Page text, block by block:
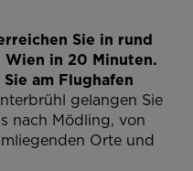
Sie in rund
in 20 Minuten.
am Flughafen
gelangen Sie
nach Mödling, von
Orte und